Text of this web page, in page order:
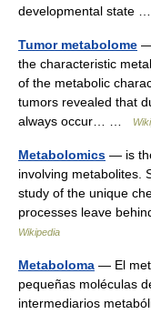
developmental state
Tumor metabolome —
the characteristic
of the metabolic
tumors revealed that
always occur… …
Metabolomics — is
involving metabolites.
study of the unique
processes leave
Wikipedia
Metaboloma — El
pequeñas moléculas
intermediarios